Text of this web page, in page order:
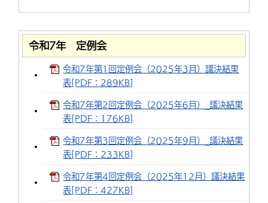
移住・定住
行政・計画
令和7年 定例会
令和7年第1回定例会（2025年3月）議決結果
表[PDF：289KB]
令和7年第2回定例会（2025年6月）_議決結果
表[PDF：176KB]
令和7年第3回定例会（2025年9月）_議決結果
表[PDF：233KB]
令和7年第4回定例会（2025年12月）議決結果
表[PDF：427KB]